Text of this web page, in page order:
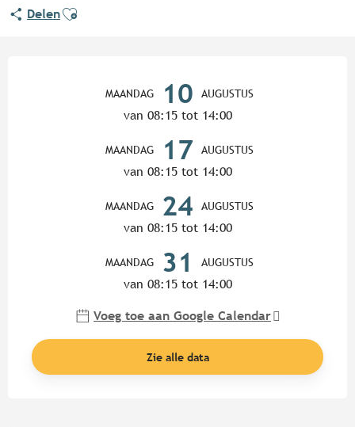
DelenAjouter aux favoris
MAANDAG 10 AUGUSTUS
van 08:15 tot 14:00
MAANDAG 17 AUGUSTUS
van 08:15 tot 14:00
MAANDAG 24 AUGUSTUS
van 08:15 tot 14:00
MAANDAG 31 AUGUSTUS
van 08:15 tot 14:00
Voeg toe aan Google Calendar
Zie alle data